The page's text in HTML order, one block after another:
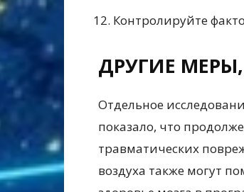
Контролируйте
ДРУГИЕ
Отдельное
показало, что
травматических
воздуха также могут